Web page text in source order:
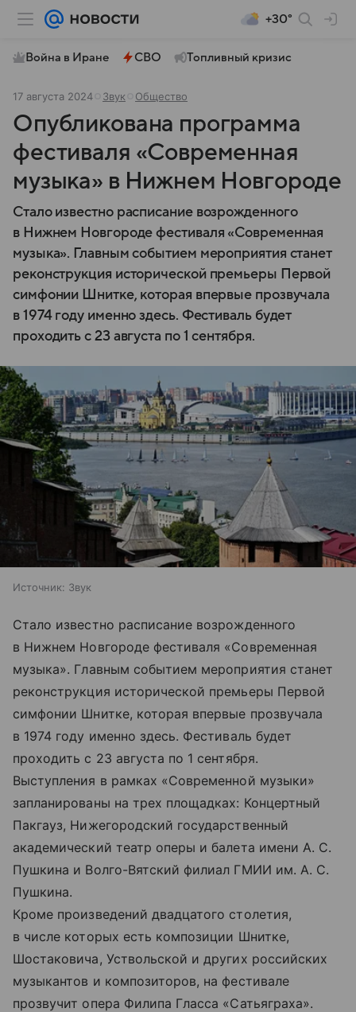
+30°
Война в Иране СВО Топливный кризис
17 августа 2024 Звук Общество
Опубликована программа
фестиваля «Современная
музыка» в Нижнем Новгороде
Стало известно расписание возрожденного
в Нижнем Новгороде фестиваля «Современная
музыка». Главным событием мероприятия станет
реконструкция исторической премьеры Первой
симфонии Шнитке, которая впервые прозвучала
в 1974 году именно здесь. Фестиваль будет
проходить с 23 августа по 1 сентября.
Источник: Звук
Стало известно расписание возрожденного
в Нижнем Новгороде фестиваля «Современная
музыка». Главным событием мероприятия станет
реконструкция исторической премьеры Первой
симфонии Шнитке, которая впервые прозвучала
в 1974 году именно здесь. Фестиваль будет
проходить с 23 августа по 1 сентября.
Выступления в рамках «Современной музыки»
запланированы на трех площадках: Концертный
Пакгауз, Нижегородский государственный
академический театр оперы и балета имени А. С.
Пушкина и Волго-Вятский филиал ГМИИ им. А. С.
Пушкина.
Кроме произведений двадцатого столетия,
в числе которых есть композиции Шнитке,
Шостаковича, Уствольской и других российских
музыкантов и композиторов, на фестивале
прозвучит опера Филипа Гласса «Сатьяграха».